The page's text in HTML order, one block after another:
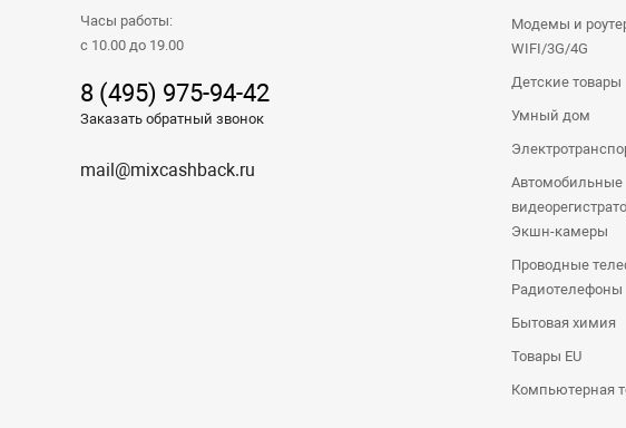
Часы работы:
с 10.00 до 19.00
8 (495) 975-94-42
Заказать обратный звонок
mail@mixcashback.ru
Модемы и
WIFI/3G/4G
Детские товары
Умный дом
Автомобильные
Экшн-камеры
Проводные
Радиотелефоны
Бытовая химия
Товары EU
Компьютерная